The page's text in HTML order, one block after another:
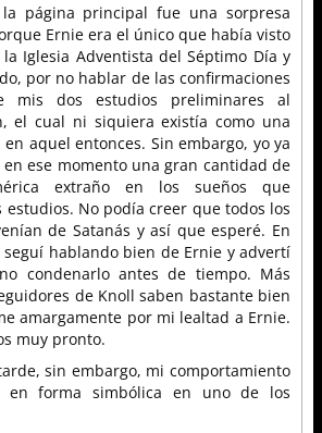
página principal fue una sorpresa
Ernie era el único que había visto
Iglesia Adventista del Séptimo Día y
por no hablar de las confirmaciones
mis dos estudios preliminares al
el cual ni siquiera existía como una
aquel entonces. Sin embargo, yo ya
ese momento una gran cantidad de
extraño en los sueños que
No podía creer que todos los
de Satanás y así que esperé. En
hablando bien de Ernie y advertí
condenarlo antes de tiempo. Más
de Knoll saben bastante bien
amargamente por mi lealtad a Ernie.
muy pronto.
sin embargo, mi comportamiento
en forma simbólica en uno de los